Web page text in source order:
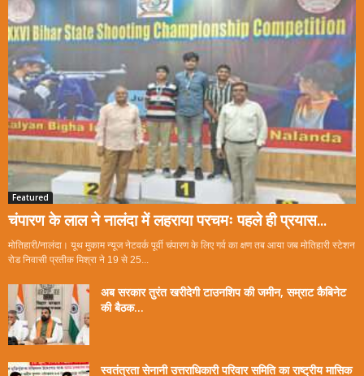
Featured
चंपारण के लाल ने नालंदा में लहराया परचमः पहले ही प्रयास...
मोतिहारी/नालंदा। यूथ मुकाम न्यूज नेटवर्क पूर्वी चंपारण के लिए गर्व का क्षण तब आया जब मोतिहारी स्टेशन
रोड निवासी प्रतीक मिश्रा ने 19 से 25...
अब सरकार तुरंत खरीदेगी टाउनशिप की जमीन, सम्राट कैबिनेट
की बैठक...
स्वतंत्रता सेनानी उत्तराधिकारी परिवार समिति का राष्ट्रीय मासिक